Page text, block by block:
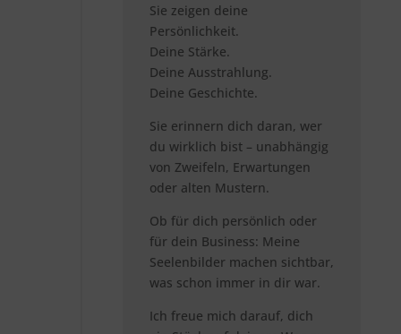
Sie zeigen deine
Persönlichkeit.
Deine Stärke.
Deine Ausstrahlung.
Deine Geschichte.
Sie erinnern dich daran, wer
du wirklich bist – unabhängig
von Zweifeln, Erwartungen
oder alten Mustern.
Ob für dich persönlich oder
für dein Business: Meine
Seelenbilder machen sichtbar,
was schon immer in dir war.
Ich freue mich darauf, dich